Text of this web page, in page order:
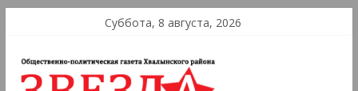
Суббота, 8 августа, 2026